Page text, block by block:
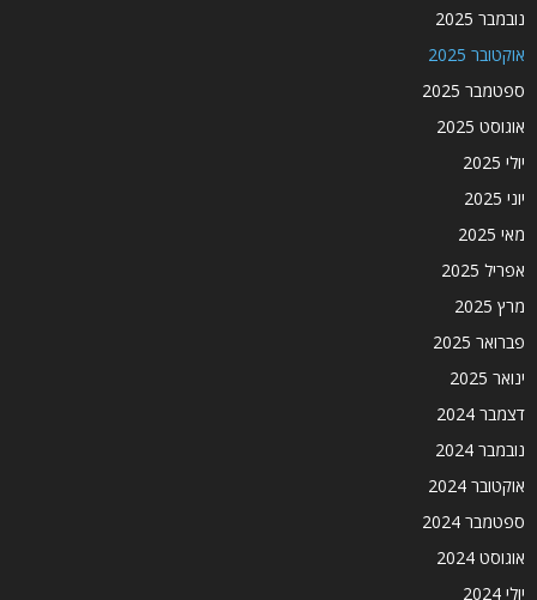
נובמבר 2025
אוקטובר 2025
ספטמבר 2025
אוגוסט 2025
יולי 2025
יוני 2025
מאי 2025
אפריל 2025
מרץ 2025
פברואר 2025
ינואר 2025
דצמבר 2024
נובמבר 2024
אוקטובר 2024
ספטמבר 2024
אוגוסט 2024
יולי 2024